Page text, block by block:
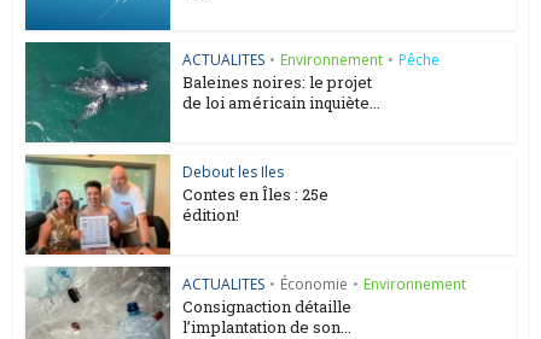
ACTUALITES • Environnement • Pêche
Baleines noires: le projet
de loi américain inquiète...
Debout les Iles
Contes en Îles : 25e
édition!
ACTUALITES • Économie • Environnement
Consignaction détaille
l’implantation de son...